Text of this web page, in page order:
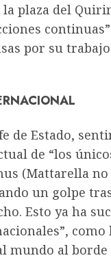
plaza del
por su
de Estado,
de “los
(Mattarella
un golpe
Esto ya ha
como
mundo al